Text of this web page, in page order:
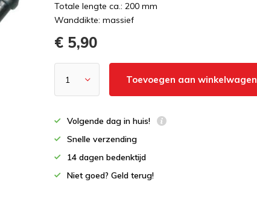
Totale lengte ca.: 200 mm
Wanddikte: massief
€ 5,90
Toevoegen aan winkelwagen
Volgende dag in huis!
Snelle verzending
14 dagen bedenktijd
Niet goed? Geld terug!